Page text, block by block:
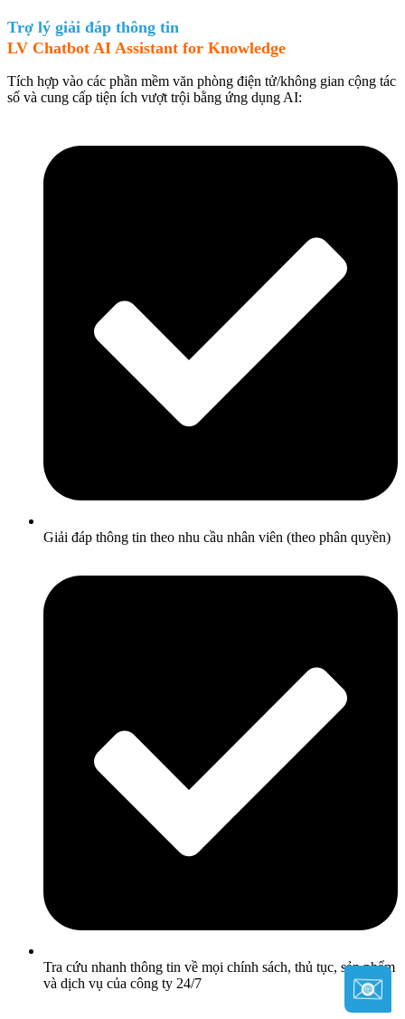
Trợ lý giải đáp thông tin
LV Chatbot AI Assistant for Knowledge
Tích hợp vào các phần mềm văn phòng điện tử/không gian cộng tác
số và cung cấp tiện ích vượt trội bằng ứng dụng AI:
Giải đáp thông tin theo nhu cầu nhân viên (theo phân quyền)
Tra cứu nhanh thông tin về mọi chính sách, thủ tục, sản phẩm
và dịch vụ của công ty 24/7